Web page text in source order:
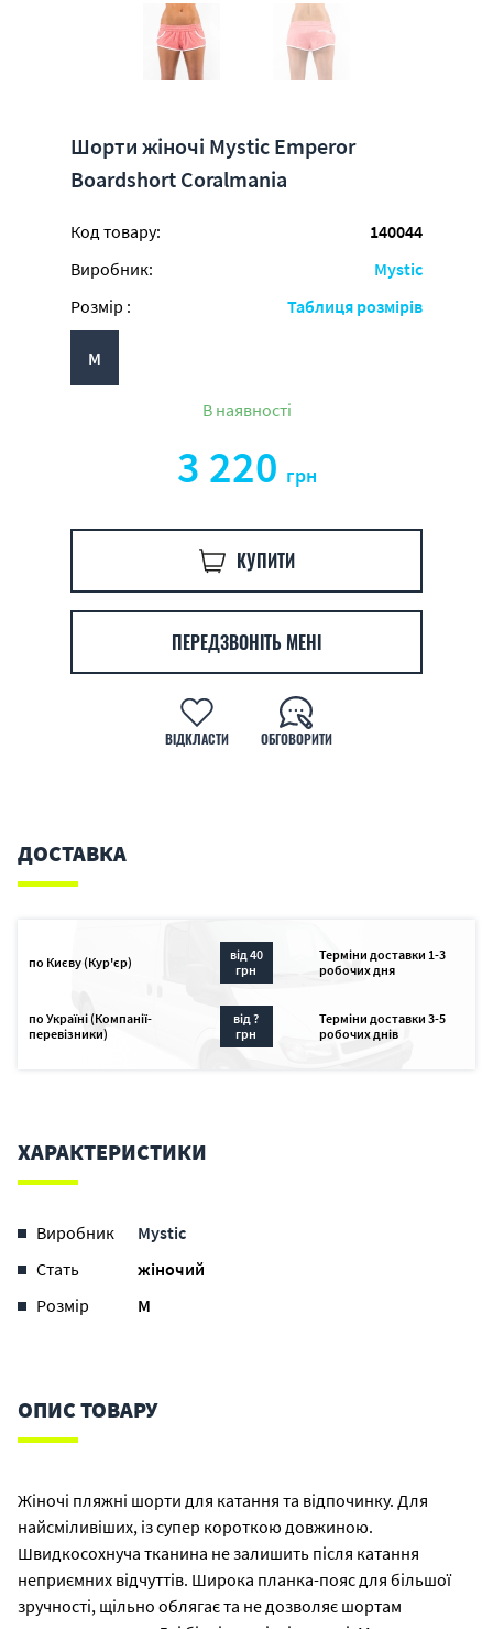
Шорти жіночі Mystic Emperor
Boardshort Coralmania
Код товару:
140044
Виробник:
Mystic
Розмір :
Таблиця розмірів
M
В наявності
3 220 грн
КУПИТИ
ПЕРЕДЗВОНІТЬ МЕНІ
ВІДКЛАСТИ ОБГОВОРИТИ
ДОСТАВКА
по Києву (Кур'єр)
від 40
грн
Терміни доставки 1-3
робочих дня
по Україні (Компанії-
перевізники)
від ?
грн
Терміни доставки 3-5
робочих днів
ХАРАКТЕРИСТИКИ
Виробник
Mystic
Стать
жіночий
Розмір
M
ОПИС ТОВАРУ
Жіночі пляжні шорти для катання та відпочинку. Для
найсміливіших, із супер короткою довжиною.
Швидкосохнуча тканина не залишить після катання
неприємних відчуттів. Широка планка-пояс для більшої
зручності, щільно облягає та не дозволяє шортам